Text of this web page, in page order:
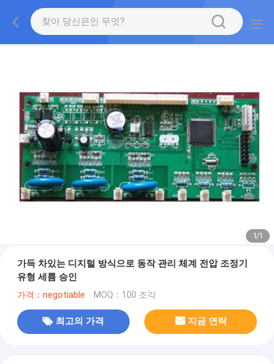
1/1
가득 차있는 디지털 방식으로 동작 관리 체계 전압 조정기
유형 세륨 승인
가격：negotiable MOQ：100 조각
최고의 가격 지금 연락